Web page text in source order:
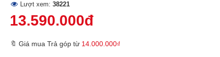
Lượt xem: 38221
13.590.000đ
🔖 Giá mua Trả góp từ 14.000.000₫